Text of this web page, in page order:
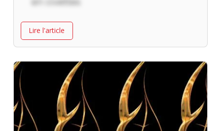
Lire l'article